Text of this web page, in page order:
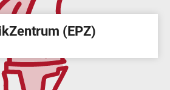
(EPZ)